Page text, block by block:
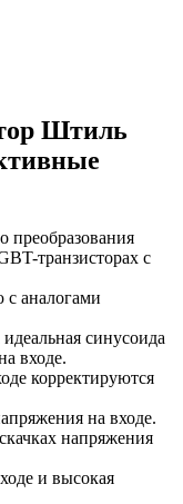
Штиль
преобразования
транзисторах с
аналогами
синусоида
входе.
корректируются
на входе.
напряжения
и высокая